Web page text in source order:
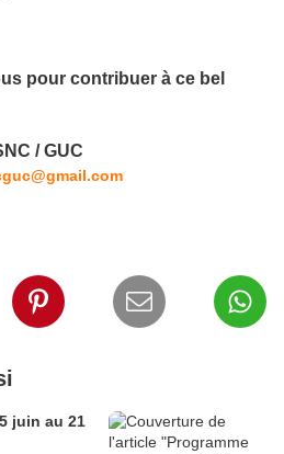
pour contribuer à ce bel
/ GUC
juin au 21